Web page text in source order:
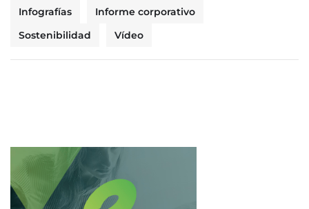
Infografías
Informe corporativo
Sostenibilidad
Vídeo